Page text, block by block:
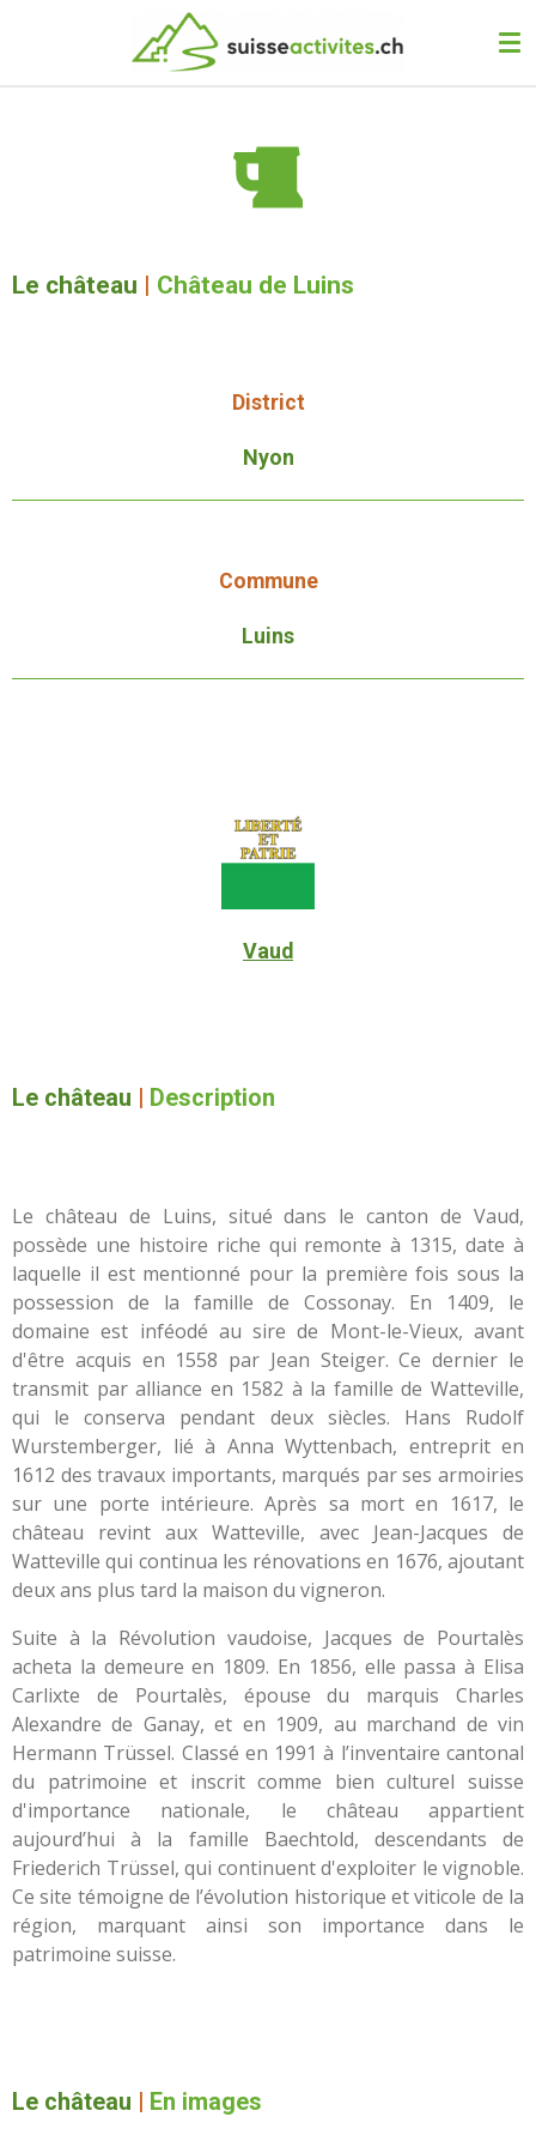
Le château | Château de Luins
District
Nyon
Commune
Luins
Vaud
Le château Description
Le château de Luins, situé dans le canton de Vaud,
possède une histoire riche qui remonte à 1315, date à
laquelle il est mentionné pour la première fois sous la
possession de la famille de Cossonay. En 1409, le
domaine est inféodé au sire de Mont-le-Vieux, avant
d'être acquis en 1558 par Jean Steiger. Ce dernier le
transmit par alliance en 1582 à la famille de Watteville,
qui le conserva pendant deux siècles. Hans Rudolf
Wurstemberger, lié à Anna Wyttenbach, entreprit en
1612 des travaux importants, marqués par ses armoiries
sur une porte intérieure. Après sa mort en 1617, le
château revint aux Watteville, avec Jean-Jacques de
Watteville qui continua les rénovations en 1676, ajoutant
deux ans plus tard la maison du vigneron.
Suite à la Révolution vaudoise, Jacques de Pourtalès
acheta la demeure en 1809. En 1856, elle passa à Elisa
Carlixte de Pourtalès, épouse du marquis Charles
Alexandre de Ganay, et en 1909, au marchand de vin
Hermann Trüssel. Classé en 1991 à l’inventaire cantonal
du patrimoine et inscrit comme bien culturel suisse
d'importance nationale, le château appartient
aujourd’hui à la famille Baechtold, descendants de
Friederich Trüssel, qui continuent d'exploiter le vignoble.
Ce site témoigne de l’évolution historique et viticole de la
région, marquant ainsi son importance dans le
patrimoine suisse.
Le château En images